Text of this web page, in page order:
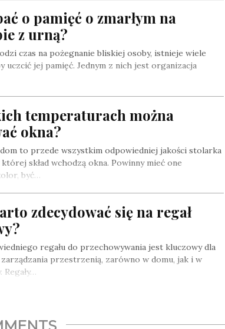
o pamięć o zmarłym na
z urną?
czas na pożegnanie bliskiej osoby, istnieje wiele
uczcić jej pamięć. Jednym z nich jest organizacja
temperaturach można
okna?
to przede wszystkim odpowiedniej jakości stolarka
skład wchodzą okna. Powinny mieć one
być…
zdecydować się na regał
regału do przechowywania jest kluczowy dla
przestrzenią, zarówno w domu, jak i w
Regały…